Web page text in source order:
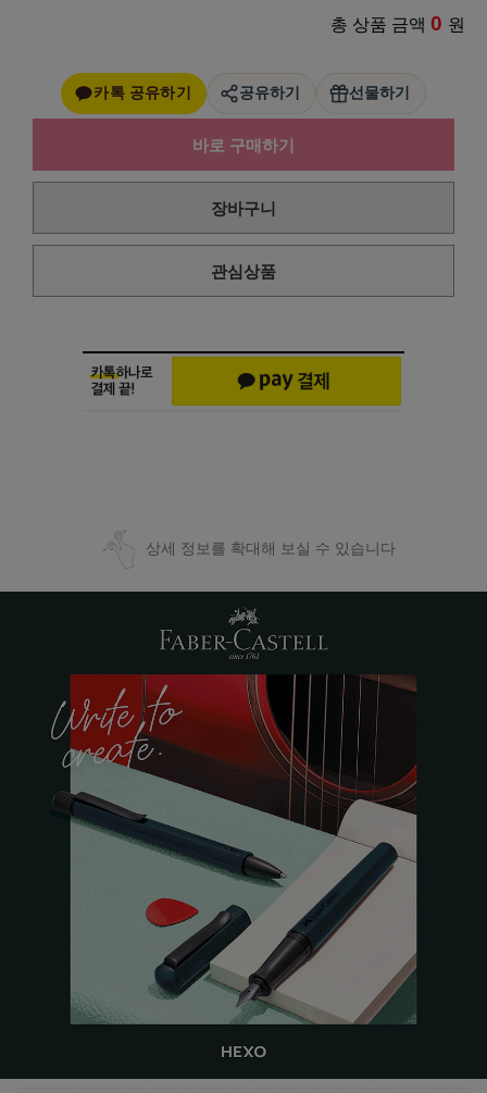
총 상품 금액 0 원
카톡 공유하기 공유하기 선물하기
바로 구매하기
장바구니
관심상품
상세 정보를 확대해 보실 수 있습니다